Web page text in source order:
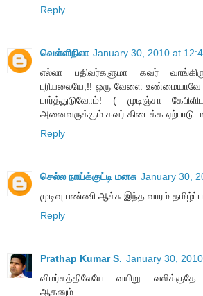
Reply
வெள்ளிநிலா January 30, 2010 at
எல்லா பதிவர்களுமா கவர்
புரியலையே,!! ஒரு வேளை
பார்த்துடுவோம்! ( முடிஞ்சா
அனைவருக்கும் கவர் கிடைக்க ஏற்பாடு
Reply
செல்ல நாய்க்குட்டி மனசு January 30,
முடிவு பண்ணி ஆச்சு இந்த வாரம்
Reply
Prathap Kumar S. January 30,
விமர்சத்திலேயே வயிறு
ஆகனும்...